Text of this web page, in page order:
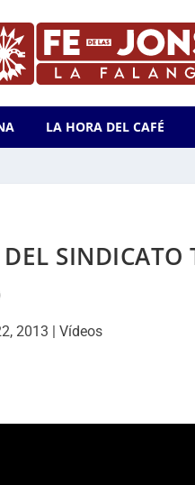
LA HORA DEL CAFÉ
SINDICATO
2013 |Vídeos